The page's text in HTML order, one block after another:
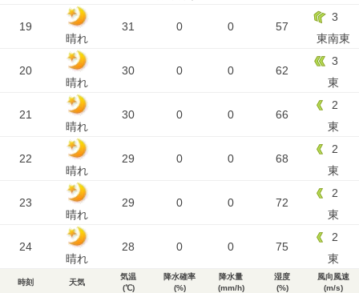
19
晴れ
31 0 0 57
3
東南東
20
晴れ
30 0 0 62
3
東
21
晴れ
30 0 0 66
2
東
22
晴れ
29 0 0 68
2
東
23
晴れ
29 0 0 72
2
東
24
晴れ
28 0 0 75
2
東
時刻 天気
気温
(℃)
降水確率
(%)
降水量
(mm/h)
湿度
(%)
風向風速
(m/s)